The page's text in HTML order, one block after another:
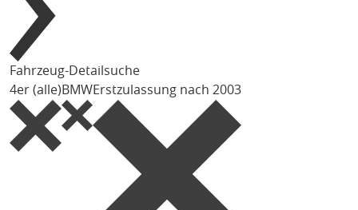
Fahrzeug-Detailsuche
4er (alle)BMWErstzulassung nach 2003